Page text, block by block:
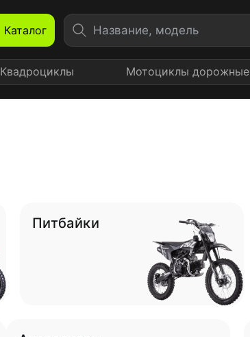
Каталог
Квадроциклы Мотоциклы дорожные
Питбайки